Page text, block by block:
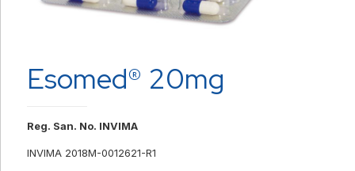
Esomed® 20mg
Reg. San. No. INVIMA
INVIMA 2018M-0012621-R1